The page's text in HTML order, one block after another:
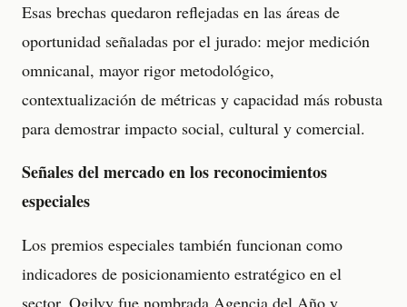
Esas brechas quedaron reflejadas en las áreas de
oportunidad señaladas por el jurado: mejor medición
omnicanal, mayor rigor metodológico,
contextualización de métricas y capacidad más robusta
para demostrar impacto social, cultural y comercial.
Señales del mercado en los reconocimientos
especiales
Los premios especiales también funcionan como
indicadores de posicionamiento estratégico en el